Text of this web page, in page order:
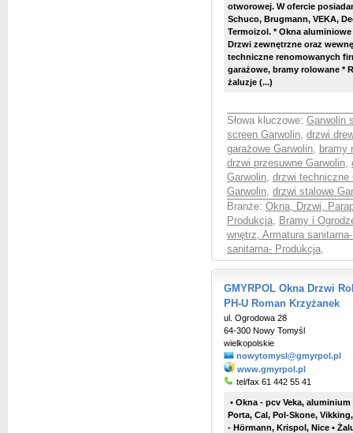
otworowej. W ofercie
Schuco, Brugmann, VEKA,
Termoizol. * Okna
Drzwi zewnętrzne oraz
techniczne renomowanych
garażowe, bramy rolowane *
żaluzje (...)
Słowa kluczowe: Garwolin
screen Garwolin, drzwi
garażowe Garwolin, bramy
drzwi przesuwne Garwolin,
Garwolin, drzwi techniczne
Garwolin, drzwi stalowe
Branże: Okna, Drzwi,
Produkcja, Bramy i
wnętrz, Armatura
sanitarna- Produkcja,
GMYRPOL Okna Drzwi
PH-U Roman Krzyżanek
ul. Ogrodowa 28
64-300 Nowy Tomyśl
wielkopolskie
nowytomysl@gmyrpol.pl
www.gmyrpol.pl
tel/fax 61 442 55 41
• Okna - pcv Veka,
Porta, Cal, Pol-Skone,
- Hörmann, Krispol, Nice •